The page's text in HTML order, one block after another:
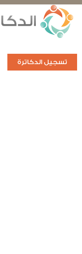
تسجيل الدكاترة